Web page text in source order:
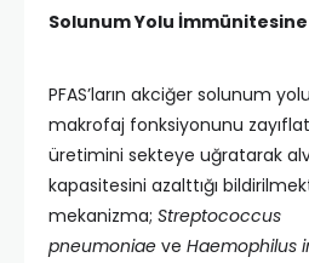
Solunum Yolu
PFAS’ların akciğer solunum
makrofaj fonksiyonunu
üretimini sekteye uğratarak
kapasitesini azalttığı
mekanizma; Streptococcus
pneumoniae ve Haemophilus